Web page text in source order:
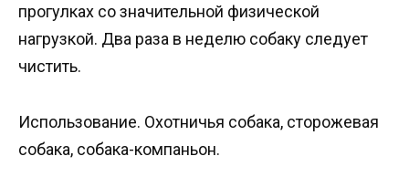
прогулках со значительной физической
нагрузкой. Два раза в неделю собаку следует
чистить.
Использование. Охотничья собака, сторожевая
собака, собака-компаньон.